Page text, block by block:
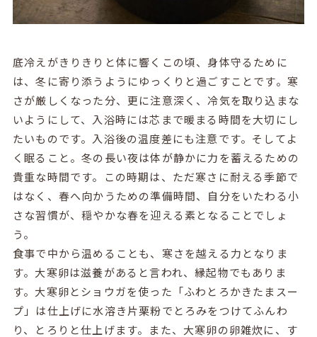
底冷えがきりきりと体に響くこの頃、身体守るために
は、冬に寄り添うようにゆっくりと過ごすことです。寒
さが厳しくなった分、更に注意深く、冷気を取り込まな
いようにして、入浴時には芯まで暖まる時間を大切にし
たいものです。入浴後の温度差にも注意です。そしてよ
く眠ること。冬の長い夜は体が静かに力を蓄えるための
貴重な時間です。この時期は、ただ寒さに耐える季節で
はなく、春へ向かうための準備時間、自分をいたわる小
さな習慣が、穏やかな春を迎える素となることでしょ
う。
食事で中から温めることも、寒さを越える力となりま
す。大寒卵は滋養があると言われ、縁起物でもありま
す。大寒卵とショウガを使った「ふわとろかきたまスー
プ」は仕上げに水溶き片栗粉でとろみをつけてふんわ
り、とろりと仕上げます。また、大寒卵の卵雑炊に、す